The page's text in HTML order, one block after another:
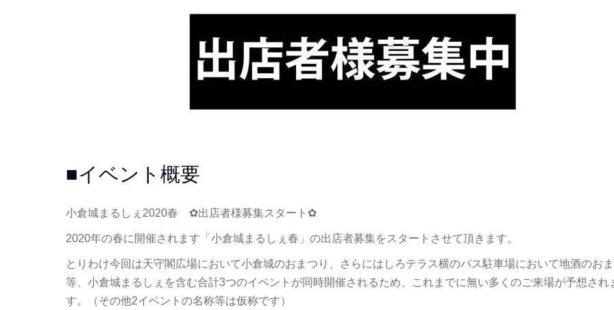
■イベント概要
小倉城まるしぇ2020春 ✿出店者様募集スタート✿
2020年の春に開催されます「小倉城まるしぇ春」の出店者募集をスタートさせて頂きます。
とりわけ今回は天守閣広場において小倉城のおまつり、さらにはしろテラス横のバス駐車場において地酒のお
等、小倉城まるしぇを含む合計3つのイベントが同時開催されるため、これまでに無い多くのご来場が予想され
す。（その他2イベントの名称等は仮称です）